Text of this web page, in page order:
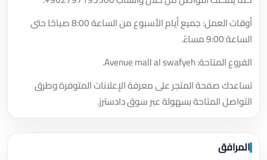
أوقات العمل: جميع أيام الأسبوع من الساعة 8:00 صباحًا حتى
الساعة 9:00 مساءً.
الفروع المتاحة: Avenue mall al swafyeh.
تساعدك صفحة المتجر على معرفة الإعلانات المتوفرة وطرق
التواصل المتاحة بسهولة عبر سوق دادسترز.
المرافق